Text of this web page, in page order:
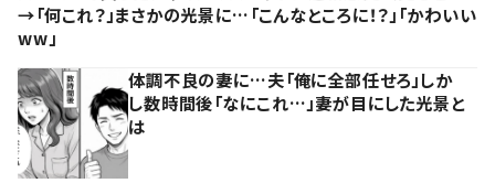
→「何これ？」まさかの光景に…「こんなところに！？」「かわいい
ww」
体調不良の妻に…夫「俺に全部任せろ」しか
し数時間後「なにこれ…」妻が目にした光景と
は